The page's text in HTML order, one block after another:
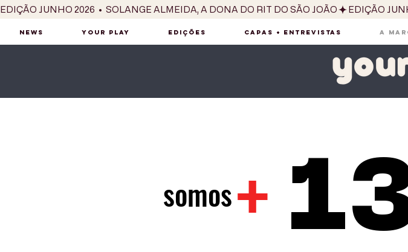
EDIÇÃO JUNHO 2026  •  SOLANGE ALMEIDA, A DONA DO RIT DO SÃO JOÃO
NEWS YOUR PLAY EDIÇÕES CAPAS + ENTREVISTAS A
+
somos